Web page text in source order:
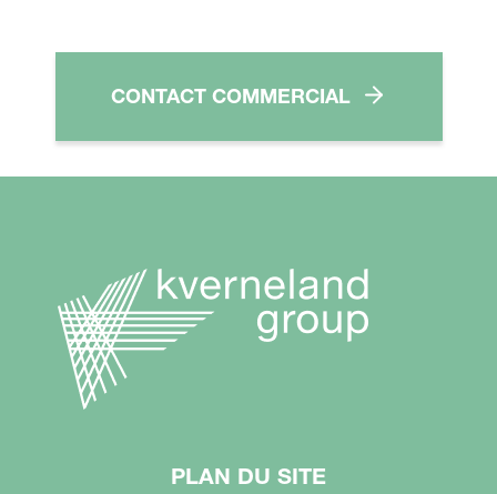
CONTACT COMMERCIAL
PLAN DU SITE